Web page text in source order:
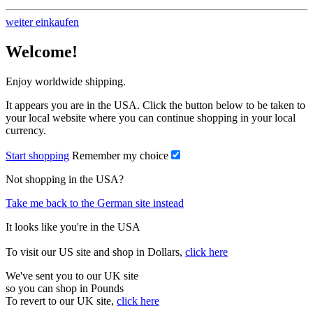
weiter einkaufen
Welcome!
Enjoy worldwide shipping.
It appears you are in the USA. Click the button below to be taken to
your local website where you can continue shopping in your local
currency.
Start shopping Remember my choice
Not shopping in the USA?
Take me back to the German site instead
It looks like you're in the USA
To visit our US site and shop in Dollars, click here
We've sent you to our UK site
so you can shop in Pounds
To revert to our UK site, click here